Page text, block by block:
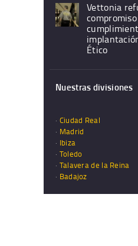
Vettonia
Ético
Nuestras divisiones
· Ciudad Real
· Madrid
· Ibiza
· Toledo
· Talavera de la Reina
· Badajoz